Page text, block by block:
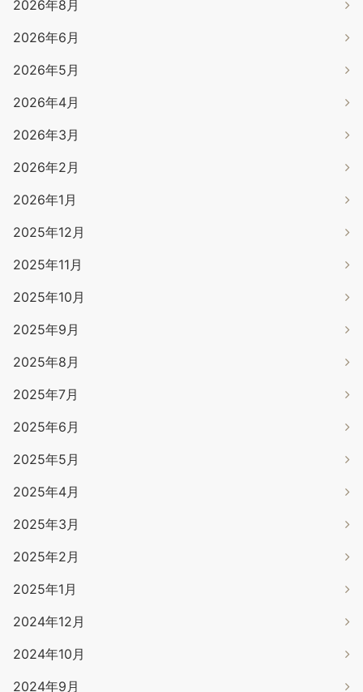
2026年8月
2026年6月
2026年5月
2026年4月
2026年3月
2026年2月
2026年1月
2025年12月
2025年11月
2025年10月
2025年9月
2025年8月
2025年7月
2025年6月
2025年5月
2025年4月
2025年3月
2025年2月
2025年1月
2024年12月
2024年10月
2024年9月